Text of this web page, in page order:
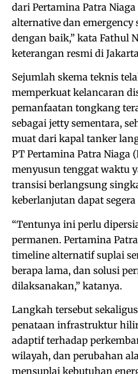
dari Pertamina Patra
alternative dan emergency
dengan baik,” kata Fathul
keterangan resmi di
Sejumlah skema teknis
memperkuat kelancaran
pemanfaatan tongkang
sebagai jetty sementara,
muat dari kapal tanker
PT Pertamina Patra Niaga
menyusun tenggat waktu
transisi berlangsung
keberlanjutan dapat
“Tentunya ini perlu
permanen. Pertamina
timeline alternatif suplai
berapa lama, dan solusi
dilaksanakan,” katanya.
Langkah tersebut
penataan infrastruktur
adaptif terhadap
wilayah, dan perubahan
mensuplai kebutuhan